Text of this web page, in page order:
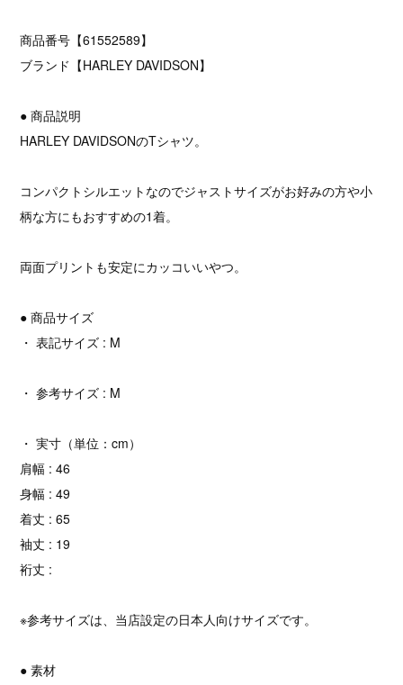
商品番号【61552589】
ブランド【HARLEY DAVIDSON】
● 商品説明
HARLEY DAVIDSONのTシャツ。
コンパクトシルエットなのでジャストサイズがお好みの方や小
柄な方にもおすすめの1着。
両面プリントも安定にカッコいいやつ。
● 商品サイズ
・ 表記サイズ : M
・ 参考サイズ : M
・ 実寸（単位：cm）
肩幅 : 46
身幅 : 49
着丈 : 65
袖丈 : 19
裄丈 :
※参考サイズは、当店設定の日本人向けサイズです。
● 素材